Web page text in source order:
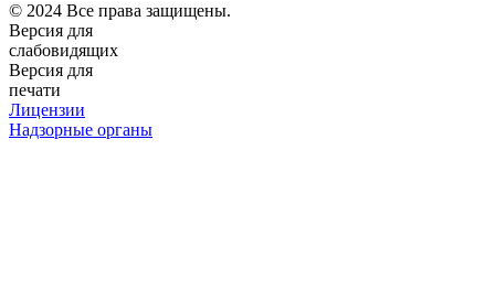
© 2024 Все права защищены.
Версия для
слабовидящих
Версия для
печати
Лицензии
Надзорные органы